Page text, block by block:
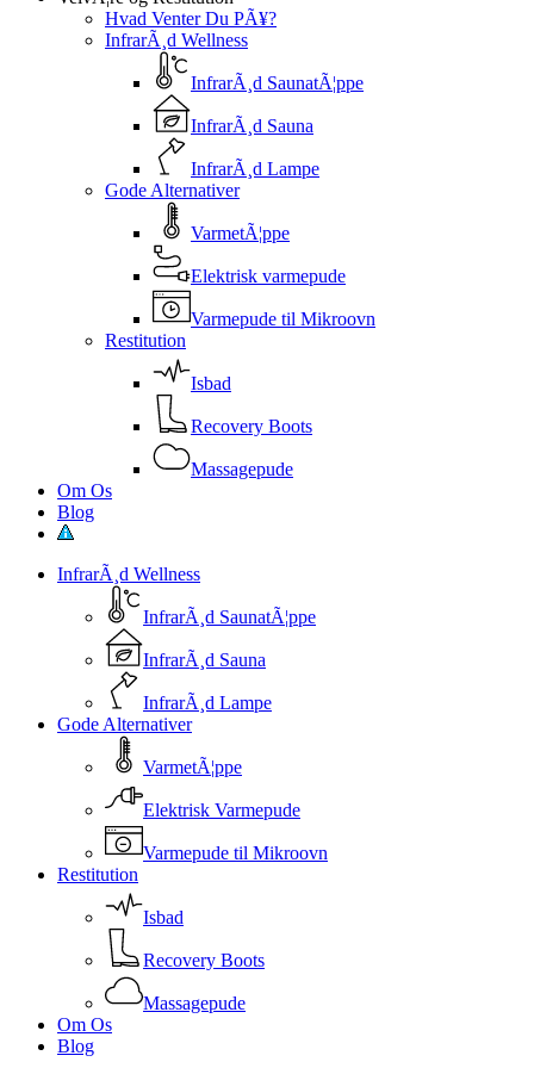
Hvad Venter Du PÃ¥?
InfrarÃ¸d Wellness
InfrarÃ¸d SaunatÃ¦ppe
InfrarÃ¸d Sauna
InfrarÃ¸d Lampe
Gode Alternativer
VarmetÃ¦ppe
Elektrisk varmepude
Varmepude til Mikroovn
Restitution
Isbad
Recovery Boots
Massagepude
Om Os
Blog
InfrarÃ¸d Wellness
InfrarÃ¸d SaunatÃ¦ppe
InfrarÃ¸d Sauna
InfrarÃ¸d Lampe
Gode Alternativer
VarmetÃ¦ppe
Elektrisk Varmepude
Varmepude til Mikroovn
Restitution
Isbad
Recovery Boots
Massagepude
Om Os
Blog